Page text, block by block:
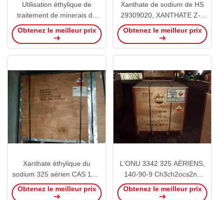
Utilisation éthylique de
traitement de minerais de
complexe du xanthate HS
29309020 de sodium de
Obtenez le meilleur prix
Xanthate de sodium de HS
29309020, XANTHATE Z-3
de CH3CH2OCS2Na
Obtenez le meilleur prix
Xanthate éthylique du
sodium 325 aérien CAS 140-
90-9 pour le sulfure
métallique
Obtenez le meilleur prix
L'ONU 3342 325 AÉRIENS,
140-90-9 Ch3ch2ocs2na
pour les minerais complexes
Obtenez le meilleur prix